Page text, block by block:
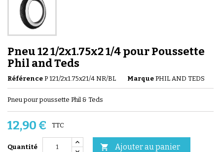
Pneu 12 1/2x1.75x2 1/4 pour Poussette
Phil and Teds
Référence P 121/2x1.75x21/4 NR/BL Marque PHIL AND TEDS
Pneu pour poussette Phil & Teds
12,90 € TTC
Quantité  Ajouter au panier